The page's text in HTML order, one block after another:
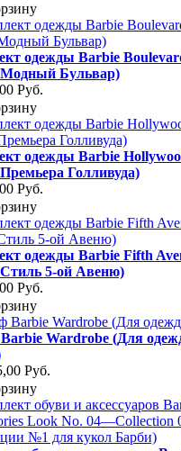
одежды Barbie
Бульвар)
Руб.
одежды Barbie
Голливуда)
Руб.
одежды Barbie Fifth
5-ой Авеню)
Руб.
Wardrobe (Для
Руб.